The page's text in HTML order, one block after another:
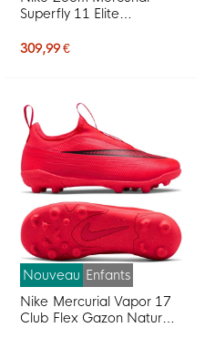
Superfly 11 Elite
Chaussures de Foot (SG)
309,99 €
Nouveau Enfants
Nike Mercurial Vapor 17
Club Flex Gazon Naturel